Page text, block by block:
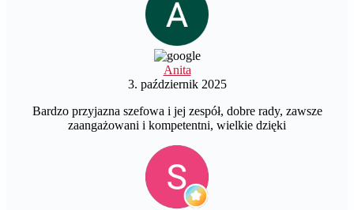
Anita
3. październik 2025
Bardzo przyjazna szefowa i jej zespół, dobre rady, zawsze
zaangażowani i kompetentni, wielkie dzięki